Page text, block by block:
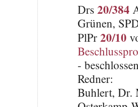
Drs 20/384
Grünen,
PlPr20/10
-
Redner:
Buhlert, Dr.